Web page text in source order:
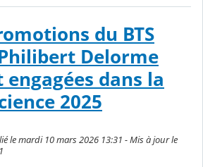
du BTS
Delorme
dans la
2025
le mardi 10 mars 2026 13:31 - Mis à jour le